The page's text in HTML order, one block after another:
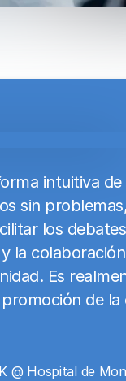
intuitiva
sin
los
la
Es
de la
@ Hospital de